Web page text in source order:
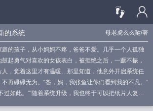
母老虎么么哒/著
的系统
的孩子，从小妈妈不疼，爸爸不爱。几乎一个人孤独
起勇气对喜欢的女孩表白，被拒绝之后，一蹶不振，
人，觉着这里才有温暖…那里知道，他意外开启系统任
再碌碌无为。“爸，妈，我张鱼让你们看到我的不凡。”
过如此。”“随着系统升级，我也终于可以把纸片人复